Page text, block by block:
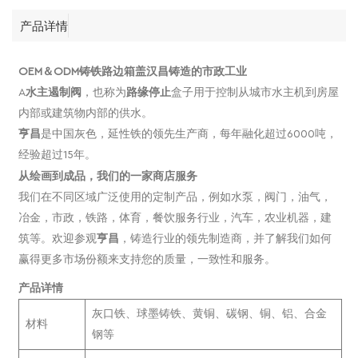
产品详情
OEM＆ODM铸铁路边箱盖汉昌铸造的市政工业
A水主遏制阀 ，也称为路缘停止盒子用于控制从城市水主机到房屋
内部或建筑物内部的供水。
亨昌是中国灰色，延性铁的领先生产商，每年融化超过6000吨，
经验超过15年。
从绘画到成品，我们的一家商店服务
我们在不同区域广泛使用的定制产品，例如水泵，阀门，油气，
冶金，市政，铁路，体育，餐饮服务行业，汽车，农业机器，建
筑等。欢迎参观亨昌 ，铸造行业的领先制造商，并了解我们如何
赢得更多市场份额来支持您的质量，一致性和服务。
产品详情
材料
灰口铁、球墨铸铁、黄铜、碳钢、铜、铝、合金
钢等